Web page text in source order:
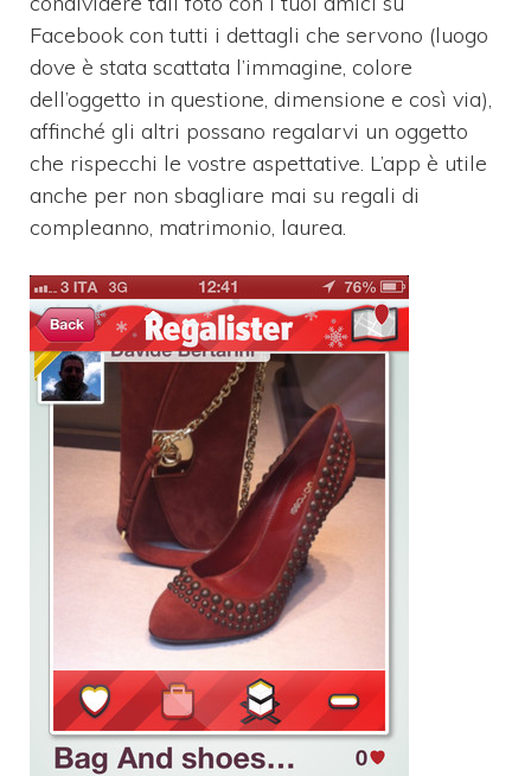
Facebook con tutti i dettagli che servono (luogo
dove è stata scattata l’immagine, colore
dell’oggetto in questione, dimensione e così via),
affinché gli altri possano regalarvi un oggetto
che rispecchi le vostre aspettative. L’app è utile
anche per non sbagliare mai su regali di
compleanno, matrimonio, laurea.